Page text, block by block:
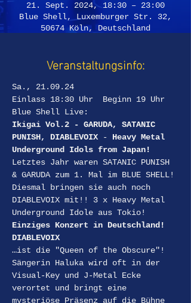
21. Sept. 2024, 18:30 – 23:00
Blue Shell, Luxemburger Str. 32,
50674 Köln, Deutschland
Veranstaltungsinfo:
Sa., 21.09.24
Einlass 18:30 Uhr  Beginn 19 Uhr
Blue Shell Live:
Ikigai Vol.2 - GARUDA, SATANIC
PUNISH, DIABLEVOIX - Heavy Metal
Underground Idols from Japan!
Letztes Jahr waren SATANIC PUNISH
& GARUDA zum 1. Mal im BLUE SHELL!
Diesmal bringen sie auch noch
DIABLEVOIX mit!! 3 x Heavy Metal
Underground Idole aus Tokio!
Einziges Konzert in Deutschland!
DIABLEVOIX
…ist die "Queen of the Obscure"!
Sängerin Haluka wird oft in der
Visual-Key und J-Metal Ecke
verortet und bringt eine
mysteriöse Präsenz auf die Bühne